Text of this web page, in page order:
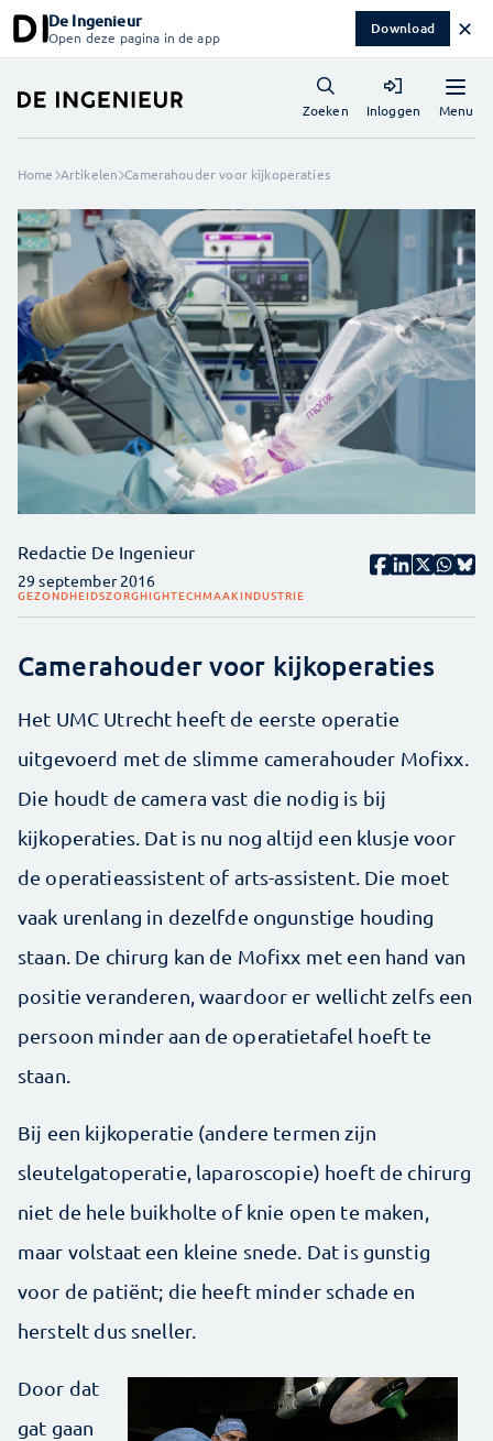
De Ingenieur
Open deze pagina in de app Download ✕
Menu
Zoeken Inloggen
Home Artikelen Camerahouder voor kijkoperaties
Redactie De Ingenieur
29 september 2016
GEZONDHEIDSZORGHIGHTECHMAAKINDUSTRIE
Camerahouder voor kijkoperaties
Het UMC Utrecht heeft de eerste operatie
uitgevoerd met de slimme camerahouder Mofixx.
Die houdt de camera vast die nodig is bij
kijkoperaties. Dat is nu nog altijd een klusje voor
de operatieassistent of arts-assistent. Die moet
vaak urenlang in dezelfde ongunstige houding
staan. De chirurg kan de Mofixx met een hand van
positie veranderen, waardoor er wellicht zelfs een
persoon minder aan de operatietafel hoeft te
staan.
Bij een kijkoperatie (andere termen zijn
sleutelgatoperatie, laparoscopie) hoeft de chirurg
niet de hele buikholte of knie open te maken,
maar volstaat een kleine snede. Dat is gunstig
voor de patiënt; die heeft minder schade en
herstelt dus sneller.
Door dat
gat gaan